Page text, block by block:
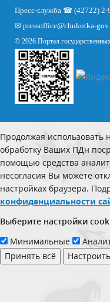
Пресс-служба ☎ (42722) 2-
✉ pressoffice@chukotka-
© 2026 Портал
Продолжая использовать
обработку Ваших ПДн
помощью средства
несогласия Вы можете
настройках браузера.
конфиденциальности
Выберите настройки
Минимальные
Принять всё
Настроить